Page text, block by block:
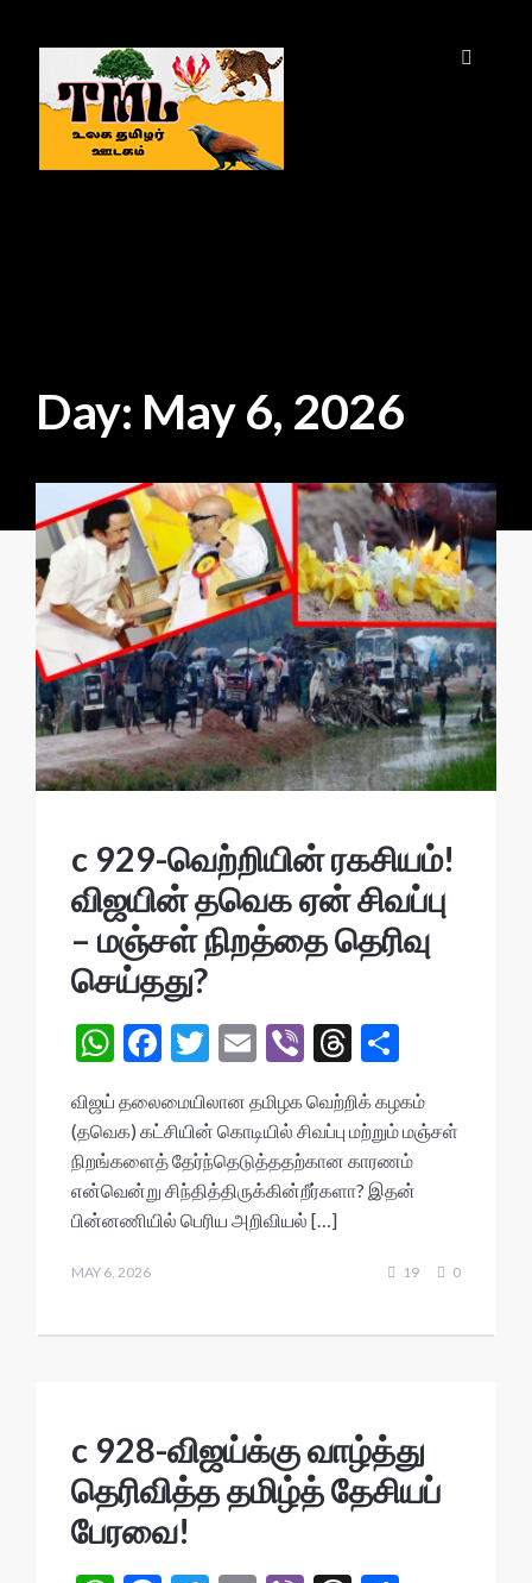
Day: May 6, 2026
c 929-வெற்றியின் ரகசியம்!
விஜயின் தவெக ஏன் சிவப்பு
– மஞ்சள் நிறத்தை தெரிவு
செய்தது?
W
at
s
A
p
p
F
e
b
o
o
T
itt
er
E
ai
l
Vi
er
T
ea
ds
ar
e
விஜய் தலைமையிலான தமிழக வெற்றிக் கழகம்
(தவெக) கட்சியின் கொடியில் சிவப்பு மற்றும் மஞ்சள்
நிறங்களைத் தேர்ந்தெடுத்ததற்கான காரணம்
என்வென்று சிந்தித்திருக்கின்றீர்களா? இதன்
பின்னணியில் பெரிய அறிவியல் […]
MAY 6, 2026 19 0
c 928-விஜய்க்கு வாழ்த்து
தெரிவித்த தமிழ்த் தேசியப்
பேரவை!